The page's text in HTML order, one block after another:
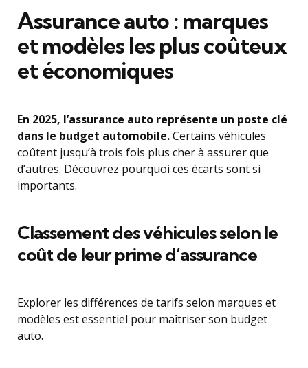
Assurance auto : marques
et modèles les plus coûteux
et économiques
En 2025, l’assurance auto représente un poste clé
dans le budget automobile.Certains véhicules
coûtent jusqu’à trois fois plus cher à assurer que
d’autres. Découvrez pourquoi ces écarts sont si
importants.
Classement des véhicules selon le
coût de leur prime d’assurance
Explorer les différences de tarifs selon marques et
modèles est essentiel pour maîtriser son budget
auto.